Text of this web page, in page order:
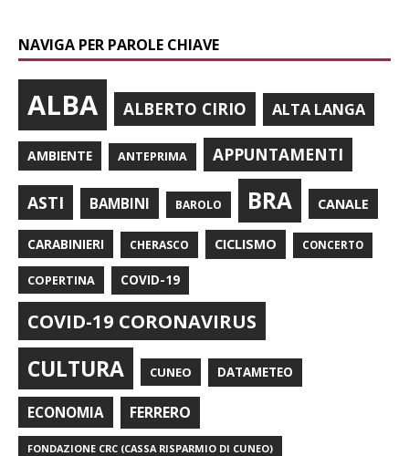
NAVIGA PER PAROLE CHIAVE
ALBA ALBERTO CIRIO ALTA LANGA
AMBIENTE ANTEPRIMA APPUNTAMENTI
ASTI BAMBINI BAROLO BRA CANALE
CARABINIERI CHERASCO CICLISMO CONCERTO
COPERTINA COVID-19
COVID-19 CORONAVIRUS
CULTURA CUNEO DATAMETEO
ECONOMIA FERRERO
FONDAZIONE CRC (CASSA RISPARMIO DI CUNEO)